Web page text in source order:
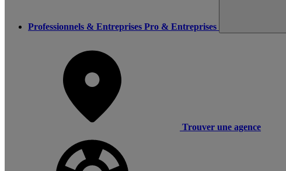
Professionnels & Entreprises Pro & Entreprises
Trouver une agence